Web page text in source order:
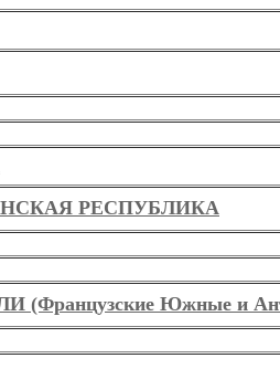
РЕСПУБЛИКА
Южные и